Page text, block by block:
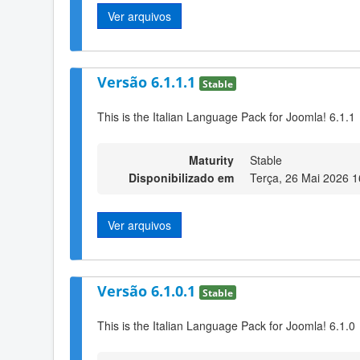
Ver arquivos
Versão 6.1.1.1 Stable
This is the Italian Language Pack for Joomla! 6.1.1
Maturity
Stable
Disponibilizado em
Terça, 26 Mai 2026
Ver arquivos
Versão 6.1.0.1 Stable
This is the Italian Language Pack for Joomla! 6.1.0